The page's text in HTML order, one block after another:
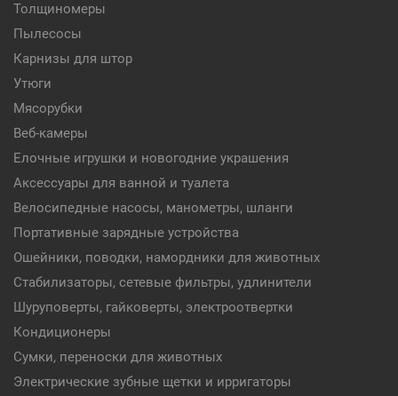
Толщиномеры
Пылесосы
Карнизы для штор
Утюги
Мясорубки
Веб-камеры
Елочные игрушки и новогодние украшения
Аксессуары для ванной и туалета
Велосипедные насосы, манометры, шланги
Портативные зарядные устройства
Ошейники, поводки, намордники для животных
Стабилизаторы, сетевые фильтры, удлинители
Шуруповерты, гайковерты, электроотвертки
Кондиционеры
Сумки, переноски для животных
Электрические зубные щетки и ирригаторы